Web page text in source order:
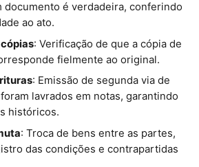
documento é verdadeira, conferindo
ao ato.
: Verificação de que a cópia de
fielmente ao original.
: Emissão de segunda via de
lavrados em notas, garantindo
históricos.
: Troca de bens entre as partes,
das condições e contrapartidas